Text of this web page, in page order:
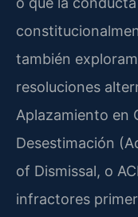
también
resoluciones
Aplazamiento en
Desestimación
of Dismissal, o
infractores